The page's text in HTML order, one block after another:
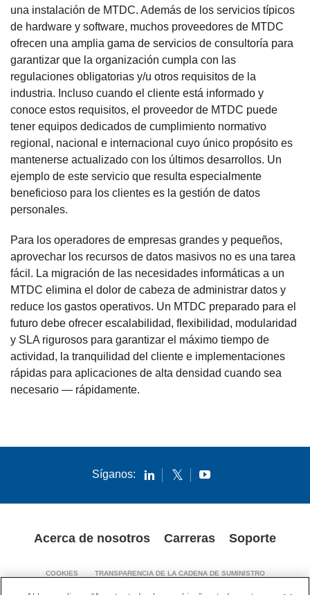
una instalación de MTDC. Además de los servicios típicos
de hardware y software, muchos proveedores de MTDC
ofrecen una amplia gama de servicios de consultoría para
garantizar que la organización cumpla con las
regulaciones obligatorias y/u otros requisitos de la
industria. Incluso cuando el cliente está informado y
conoce estos requisitos, el proveedor de MTDC puede
tener equipos dedicados de cumplimiento normativo
regional, nacional e internacional cuyo único propósito es
mantenerse actualizado con los últimos desarrollos. Un
ejemplo de este servicio que resulta especialmente
beneficioso para los clientes es la gestión de datos
personales.
Para los operadores de empresas grandes y pequeños,
aprovechar los recursos de datos masivos no es una tarea
fácil. La migración de las necesidades informáticas a un
MTDC elimina el dolor de cabeza de administrar datos y
reduce los gastos operativos. Un MTDC preparado para el
futuro debe ofrecer escalabilidad, flexibilidad, modularidad
y SLA rigurosos para garantizar el máximo tiempo de
actividad, la tranquilidad del cliente e implementaciones
rápidas para aplicaciones de alta densidad cuando sea
necesario — rápidamente.
Síganos:
Acerca de nosotros Carreras Soporte
COOKIES TRANSPARENCIA DE LA CADENA DE SUMINISTRO